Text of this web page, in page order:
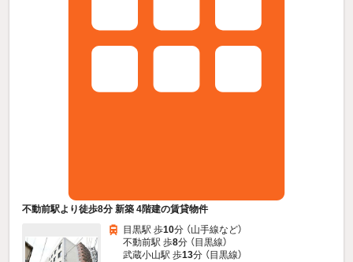
不動前駅より徒歩8分 新築 4階建の賃貸物件
目黒駅 歩10分 （山手線など）
不動前駅 歩8分 （目黒線）
武蔵小山駅 歩13分 （目黒線）